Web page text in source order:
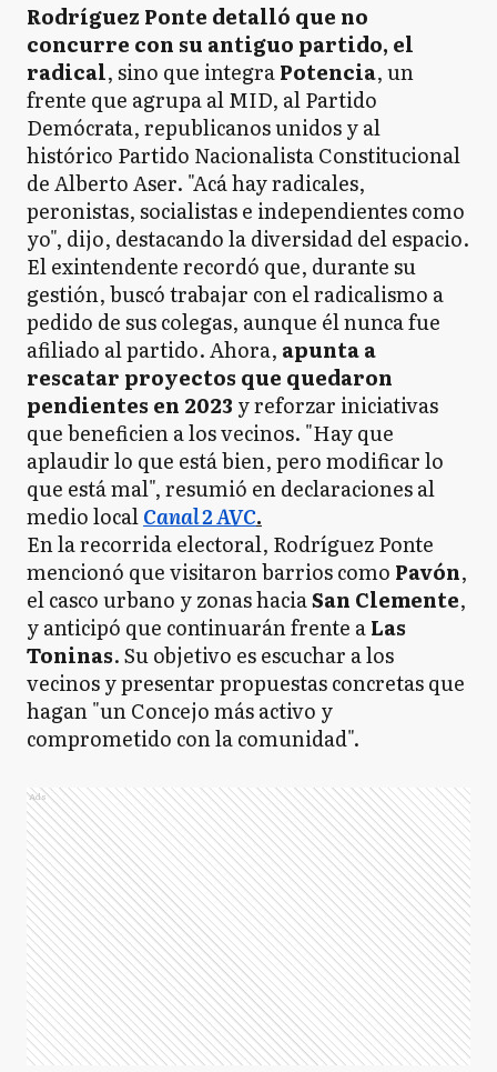
Rodríguez Ponte detalló que no
concurre con su antiguo partido, el
radical, sino que integraPotencia, un
frente que agrupa al MID, al Partido
Demócrata, republicanos unidos y al
histórico Partido Nacionalista Constitucional
de Alberto Aser. "Acá hay radicales,
peronistas, socialistas e independientes como
yo", dijo, destacando la diversidad del espacio.
El exintendente recordó que, durante su
gestión, buscó trabajar con el radicalismo a
pedido de sus colegas, aunque él nunca fue
afiliado al partido. Ahora, apunta a
rescatar proyectos que quedaron
pendientes en 2023 y reforzar iniciativas
que beneficien a los vecinos. "Hay que
aplaudir lo que está bien, pero modificar lo
que está mal", resumió en declaraciones al
medio localCanal 2 AVC.
En la recorrida electoral, Rodríguez Ponte
mencionó que visitaron barrios como Pavón,
el casco urbano y zonas haciaSan Clemente,
y anticipó que continuarán frente aLas
Toninas. Su objetivo es escuchar a los
vecinos y presentar propuestas concretas que
hagan "un Concejo más activo y
comprometido con la comunidad".
Ads